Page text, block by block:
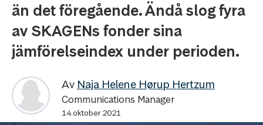
än det föregående. Ändå slog fyra
av SKAGENs fonder sina
jämförelseindex under perioden.
Av Naja Helene Hørup Hertzum
Communications Manager
14 oktober 2021